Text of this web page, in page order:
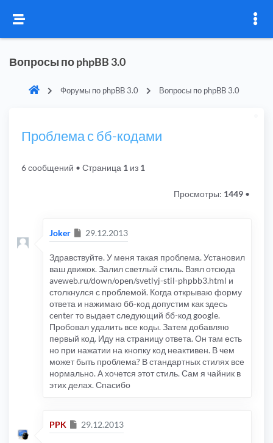
Вопросы по phpBB 3.0
Форумы по phpBB 3.0 Вопросы по phpBB 3.0
Проблема с бб-кодами
6 сообщений • Страница 1 из 1
Просмотры: 1449 •
Joker Сообщение
29.12.2013
Здравствуйте. У меня такая проблема. Установил
ваш движок. Залил светлый стиль. Взял отсюда
aveweb.ru/down/open/svetlyj-stil-phpbb3.html и
столкнулся с проблемой. Когда открываю форму
ответа и нажимаю бб-код допустим как здесь
center то выдает следующий бб-код google.
Пробовал удалить все коды. Затем добавляю
первый код. Иду на страницу ответа. Он там есть
но при нажатии на кнопку код неактивен. В чем
может быть проблема? В стандартных стилях все
нормально. А хочется этот стиль. Сам я чайник в
этих делах. Спасибо
PPK Сообщение
29.12.2013